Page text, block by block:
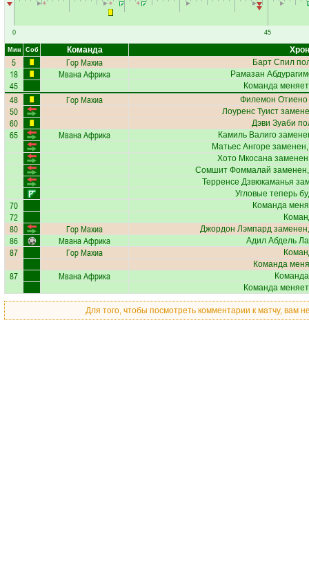
0 45
Мин Соб Команда
5 Гор Махиа Барт Спил
18 Мвана Африка Рамазан
45 Команда
48 Гор Махиа Филемон Отиено
50 Лоуренс Туист
60 Дэви Зуаби
65 Мвана Африка Камиль Валиго
Матьес Ангоре
Хото Мкосана
Сомшит Фоммалай
Терренсе Дзвюкаманья
Угловые теперь
70 Команда
72
80 Гор Махиа Джордон Лэмпард
86 Мвана Африка Адил Абдель
87 Гор Махиа
Команда
87 Мвана Африка
Команда
Для того, чтобы посмотреть комментарии к матчу, вам